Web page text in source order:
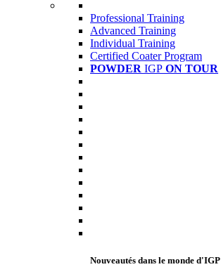
Professional Training
Advanced Training
Individual Training
Certified Coater Program
POWDER IGP ON TOUR
Nouveautés dans le monde d'IGP